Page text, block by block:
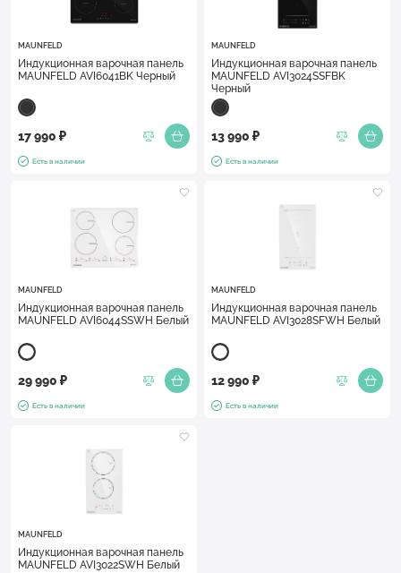
MAUNFELD
Индукционная варочная панель
MAUNFELD AVI6041BK Черный
17 990 ₽
Есть в наличии
MAUNFELD
Индукционная варочная панель
MAUNFELD AVI3024SSFBK
Черный
13 990 ₽
Есть в наличии
MAUNFELD
Индукционная варочная панель
MAUNFELD AVI6044SSWH Белый
29 990 ₽
Есть в наличии
MAUNFELD
Индукционная варочная панель
MAUNFELD AVI3028SFWH Белый
12 990 ₽
Есть в наличии
MAUNFELD
Индукционная варочная панель
MAUNFELD AVI3022SWH Белый